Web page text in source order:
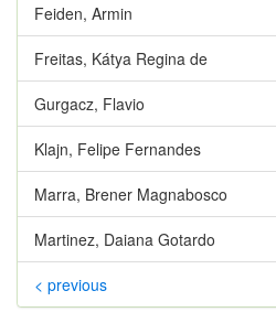
Feiden, Armin
Freitas, Kátya Regina de
Gurgacz, Flavio
Klajn, Felipe Fernandes
Marra, Brener Magnabosco
Martinez, Daiana Gotardo
< previous